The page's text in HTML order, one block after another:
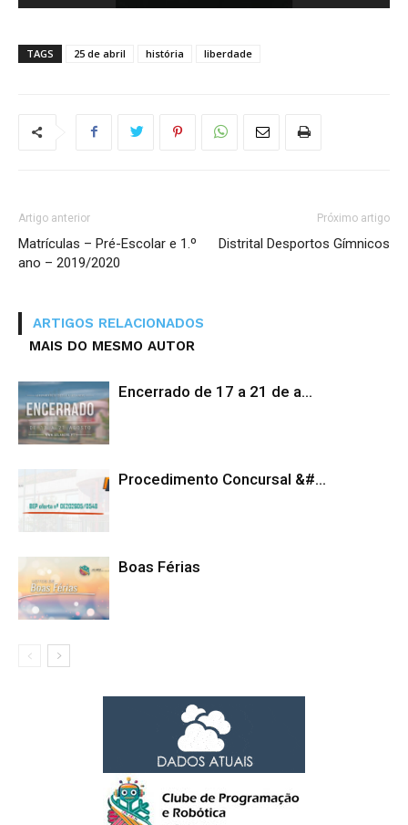
TAGS 25 de abril história liberdade
Artigo anterior
Matrículas – Pré-Escolar e 1.º
ano – 2019/2020
Próximo artigo
Distrital Desportos Gímnicos
ARTIGOS RELACIONADOS
MAIS DO MESMO AUTOR
Encerrado de 17 a 21 de a...
Procedimento Concursal &#...
Boas Férias